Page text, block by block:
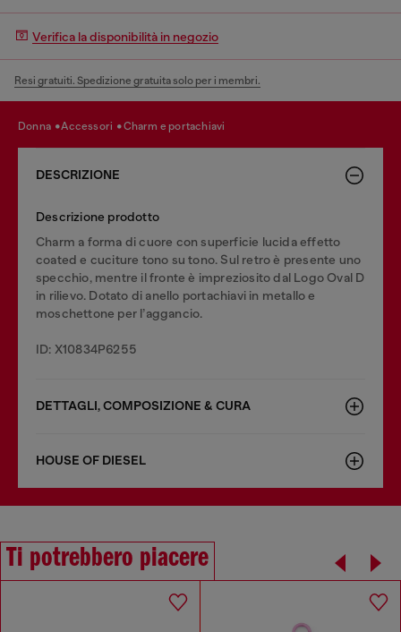
Verifica la disponibilità in negozio
Resi gratuiti. Spedizione gratuita solo per i membri.
donna accessori charm e portachiavi
DESCRIZIONE
Descrizione prodotto
Charm a forma di cuore con superficie lucida effetto
coated e cuciture tono su tono. Sul retro è presente uno
specchio, mentre il fronte è impreziosito dal Logo Oval D
in rilievo. Dotato di anello portachiavi in metallo e
moschettone per l’aggancio.
ID: X10834P6255
DETTAGLI, COMPOSIZIONE & CURA
HOUSE OF DIESEL
Ti potrebbero piacere